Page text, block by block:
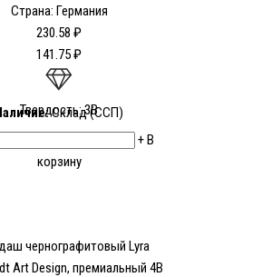
Страна: Германия
230.58 ₽
141.75 ₽
Твердость: 3В
Склад (ССП)
+В
корзину
чернографитовый Lyra
Art Design, премиальный 4В